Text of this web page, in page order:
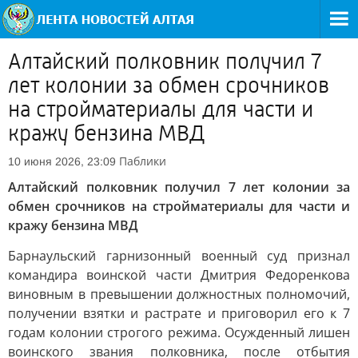
Алтайский полковник получил 7
лет колонии за обмен срочников
на стройматериалы для части и
кражу бензина МВД
10 июня 2026, 23:09 Паблики
Алтайский полковник получил 7 лет колонии за
обмен срочников на стройматериалы для части и
кражу бензина МВД
Барнаульский гарнизонный военный суд признал
командира воинской части Дмитрия Федоренкова
виновным в превышении должностных полномочий,
получении взятки и растрате и приговорил его к 7
годам колонии строгого режима. Осужденный лишен
воинского звания полковника, после отбытия